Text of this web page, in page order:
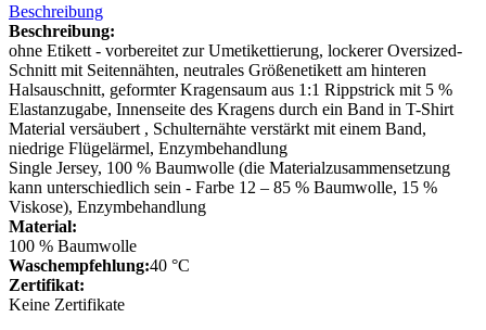
Beschreibung
Beschreibung:
ohne Etikett - vorbereitet zur Umetikettierung, lockerer Oversized-
Schnitt mit Seitennähten, neutrales Größenetikett am hinteren
Halsauschnitt, geformter Kragensaum aus 1:1 Rippstrick mit 5 %
Elastanzugabe, Innenseite des Kragens durch ein Band in T-Shirt
Material versäubert , Schulternähte verstärkt mit einem Band,
niedrige Flügelärmel, Enzymbehandlung
Single Jersey, 100 % Baumwolle (die Materialzusammensetzung
kann unterschiedlich sein - Farbe 12 – 85 % Baumwolle, 15 %
Viskose), Enzymbehandlung
Material:
100 % Baumwolle
Waschempfehlung:40 °C
Zertifikat:
Keine Zertifikate